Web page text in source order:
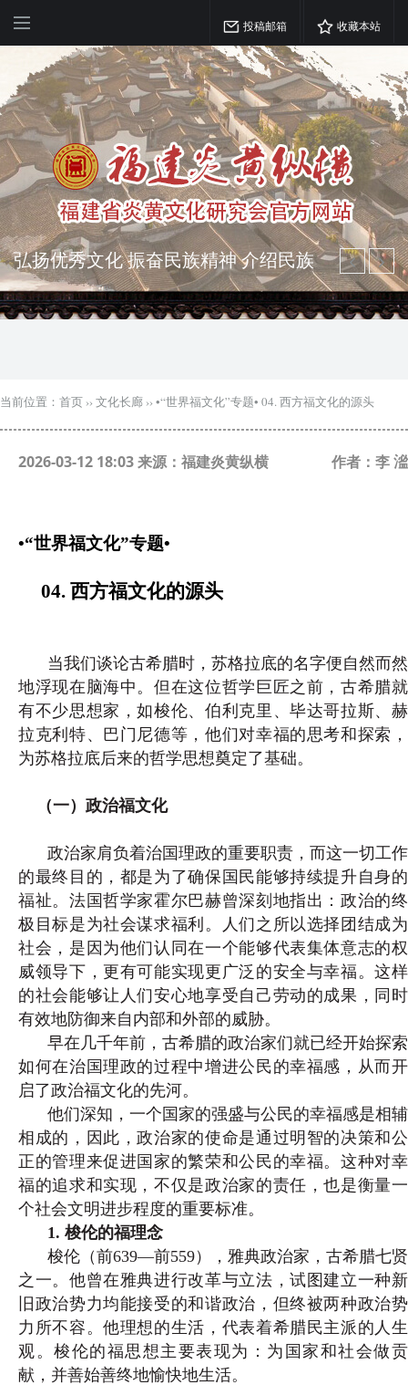
投稿邮箱 收藏本站
弘扬优秀文化 振奋民族精神 介绍民族
瑰宝 宣传中华精英
突出海西特色 报道台港澳侨 坚持古为
当前位置： 首页 ›› 文化长廊 ›› •“世界福文化”专题• 04. 西方福文化的源头
2026-03-12 18:03 来源：福建炎黄纵横 作者：李 㴵
•“世界福文化”专题•
04. 西方福文化的源头
当我们谈论古希腊时，苏格拉底的名字便自然而然
地浮现在脑海中。但在这位哲学巨匠之前，古希腊就
有不少思想家，如梭伦、伯利克里、毕达哥拉斯、赫
拉克利特、巴门尼德等，他们对幸福的思考和探索，
为苏格拉底后来的哲学思想奠定了基础。
（一）政治福文化
政治家肩负着治国理政的重要职责，而这一切工作
的最终目的，都是为了确保国民能够持续提升自身的
福祉。法国哲学家霍尔巴赫曾深刻地指出：政治的终
极目标是为社会谋求福利。人们之所以选择团结成为
社会，是因为他们认同在一个能够代表集体意志的权
威领导下，更有可能实现更广泛的安全与幸福。这样
的社会能够让人们安心地享受自己劳动的成果，同时
有效地防御来自内部和外部的威胁。
早在几千年前，古希腊的政治家们就已经开始探索
如何在治国理政的过程中增进公民的幸福感，从而开
启了政治福文化的先河。
他们深知，一个国家的强盛与公民的幸福感是相辅
相成的，因此，政治家的使命是通过明智的决策和公
正的管理来促进国家的繁荣和公民的幸福。这种对幸
福的追求和实现，不仅是政治家的责任，也是衡量一
个社会文明进步程度的重要标准。
1. 梭伦的福理念
梭伦（前639—前559），雅典政治家，古希腊七贤
之一。他曾在雅典进行改革与立法，试图建立一种新
旧政治势力均能接受的和谐政治，但终被两种政治势
力所不容。他理想的生活，代表着希腊民主派的人生
观。梭伦的福思想主要表现为：为国家和社会做贡
献，并善始善终地愉快地生活。